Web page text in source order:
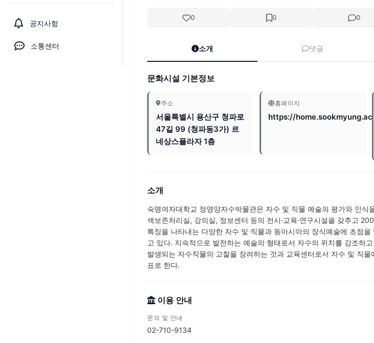
공지사항
소통센터
0 0 0
소개 댓글
문화시설 기본정보
주소
서울특별시 용산구 청파로
47길 99 (청파동3가) 르
네상스플라자 1층
홈페이지
https://
소개
숙명여자대학교 정영양자수박물관은 자수 및 직물 예술의 평가와 인식
색보존처리실, 강의실, 정보센터 등의 전시·교육·연구시설을 갖추고
특징을 나타내는 다양한 자수 및 직물과 동아시아의 장식예술에 초점
고 있다. 지속적으로 발전하는 예술의 형태로서 자수의 위치를 강조하
발생되는 자수직물의 고찰을 장려하는 것과 교육센터로서 자수 및 직
표로 한다.
이용 안내
문의 및 안내
02-710-9134